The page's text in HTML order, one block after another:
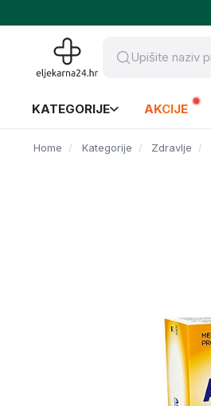
KATEGORIJE AKCIJE
Home Kategorije Zdravlje